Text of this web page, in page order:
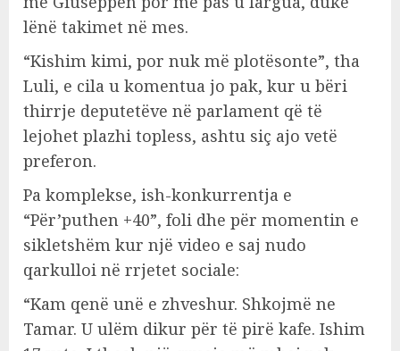
lënë takimet në mes.
“Kishim kimi, por nuk më plotësonte”, tha
Luli, e cila u komentua jo pak, kur u bëri
thirrje deputetëve në parlament që të
lejohet plazhi topless, ashtu siç ajo vetë
preferon.
Pa komplekse, ish-konkurrentja e
“Për’puthen +40”, foli dhe për momentin e
sikletshëm kur një video e saj nudo
qarkulloi në rrjetet sociale:
“Kam qenë unë e zhveshur. Shkojmë ne
Tamar. U ulëm dikur për të pirë kafe. Ishim